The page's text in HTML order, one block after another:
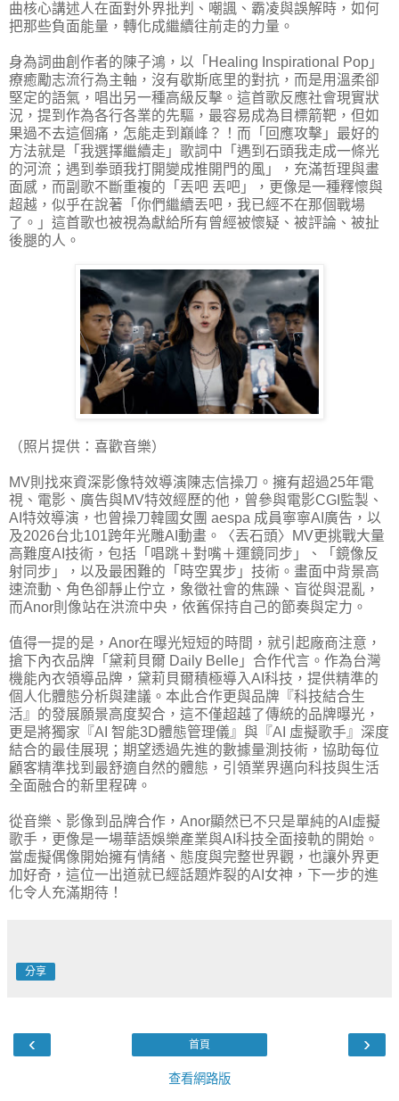
曲核心講述人在面對外界批判、嘲諷、霸凌與誤解時，如何
把那些負面能量，轉化成繼續往前走的力量。
身為詞曲創作者的陳子鴻，以「Healing Inspirational Pop」
療癒勵志流行為主軸，沒有歇斯底里的對抗，而是用溫柔卻
堅定的語氣，唱出另一種高級反擊。這首歌反應社會現實狀
況，提到作為各行各業的先驅，最容易成為目標箭靶，但如
果過不去這個痛，怎能走到巔峰？！而「回應攻擊」最好的
方法就是「我選擇繼續走」歌詞中「遇到石頭我走成一條光
的河流；遇到拳頭我打開變成推開門的風」，充滿哲理與畫
面感，而副歌不斷重複的「丟吧 丟吧」，更像是一種釋懷與
超越，似乎在說著「你們繼續丟吧，我已經不在那個戰場
了。」這首歌也被視為獻給所有曾經被懷疑、被評論、被扯
後腿的人。
（照片提供：喜歡音樂）
MV則找來資深影像特效導演陳志信操刀。擁有超過25年電
視、電影、廣告與MV特效經歷的他，曾參與電影CGI監製、
AI特效導演，也曾操刀韓國女團 aespa 成員寧寧AI廣告，以
及2026台北101跨年光雕AI動畫。〈丟石頭〉MV更挑戰大量
高難度AI技術，包括「唱跳＋對嘴＋運鏡同步」、「鏡像反
射同步」，以及最困難的「時空異步」技術。畫面中背景高
速流動、角色卻靜止佇立，象徵社會的焦躁、盲從與混亂，
而Anor則像站在洪流中央，依舊保持自己的節奏與定力。
值得一提的是，Anor在曝光短短的時間，就引起廠商注意，
搶下內衣品牌「黛莉貝爾 Daily Belle」合作代言。作為台灣
機能內衣領導品牌，黛莉貝爾積極導入AI科技，提供精準的
個人化體態分析與建議。本此合作更與品牌『科技結合生
活』的發展願景高度契合，這不僅超越了傳統的品牌曝光，
更是將獨家『AI 智能3D體態管理儀』與『AI 虛擬歌手』深度
結合的最佳展現；期望透過先進的數據量測技術，協助每位
顧客精準找到最舒適自然的體態，引領業界邁向科技與生活
全面融合的新里程碑。
從音樂、影像到品牌合作，Anor顯然已不只是單純的AI虛擬
歌手，更像是一場華語娛樂產業與AI科技全面接軌的開始。
當虛擬偶像開始擁有情緒、態度與完整世界觀，也讓外界更
加好奇，這位一出道就已經話題炸裂的AI女神，下一步的進
化令人充滿期待！
分享
‹ ›
首頁
查看網路版